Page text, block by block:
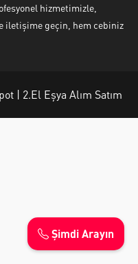
hizmetimizle,
iletişime geçin, hem cebiniz
| 2.El Eşya Alım Satım
Şimdi Arayın